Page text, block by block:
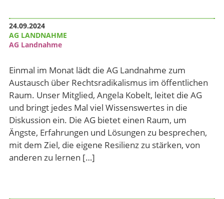
24.09.2024
AG LANDNAHME
AG Landnahme
Einmal im Monat lädt die AG Landnahme zum
Austausch über Rechtsradikalismus im öffentlichen
Raum. Unser Mitglied, Angela Kobelt, leitet die AG
und bringt jedes Mal viel Wissenswertes in die
Diskussion ein. Die AG bietet einen Raum, um
Ängste, Erfahrungen und Lösungen zu besprechen,
mit dem Ziel, die eigene Resilienz zu stärken, von
anderen zu lernen […]